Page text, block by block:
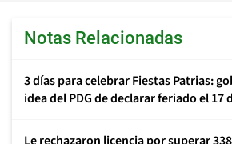
Notas Relacionadas
3 días para celebrar Fiestas Patrias:
idea del PDG de declarar feriado el 17